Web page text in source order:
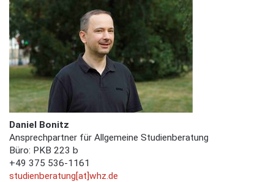
Daniel Bonitz
Ansprechpartner für Allgemeine Studienberatung
Büro: PKB 223 b
+49 375 536-1161
studienberatung[at]whz.de